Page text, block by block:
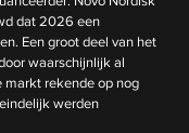
dat 2026 een
Een groot deel van het
waarschijnlijk al
markt rekende op nog
werden